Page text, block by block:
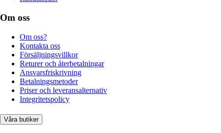
Om oss
Om oss?
Kontakta oss
Försäljningsvillkor
Returer och återbetalningar
Ansvarsfriskrivning
Betalningsmetoder
Priser och leveransalternativ
Integritetspolicy
Våra butiker